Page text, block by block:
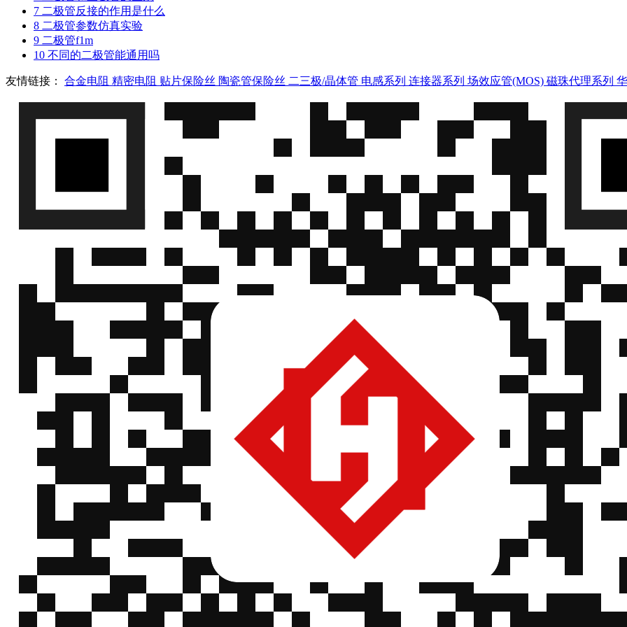
7 二极管反接的作用是什么
8 二极管参数仿真实验
9 二极管f1m
10 不同的二极管能通用吗
友情链接： 合金电阻 精密电阻 贴片保险丝 陶瓷管保险丝 二三极/晶体管 电感系列 连接器系列 场效应管(MOS) 磁珠代理系列